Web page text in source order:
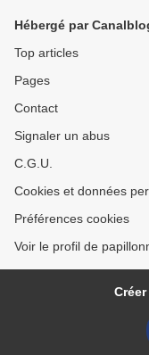
Hébergé par
Top articles
Pages
Contact
Signaler un abus
C.G.U.
Cookies et données
Préférences cookies
Voir le profil de